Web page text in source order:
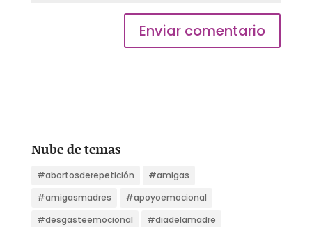
Nube de temas
#abortosderepetición
#amigas
#amigasmadres
#apoyoemocional
#desgasteemocional
#diadelamadre